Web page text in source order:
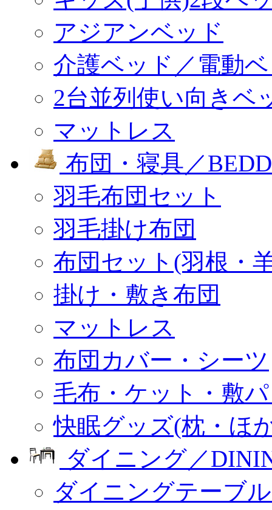
アジアンベッド
介護ベッド／電動
2台並列使い向きベ
マットレス
布団・寝具／
羽毛布団セット
羽毛掛け布団
布団セット(羽根・
掛け・敷き布団
マットレス
布団カバー・シーツ
毛布・ケット・敷
快眠グッズ(枕・ほ
ダイニング／
ダイニングテーブ